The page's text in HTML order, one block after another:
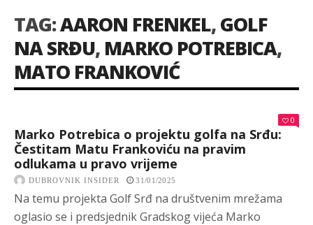
TAG:AARON FRENKEL,GOLF
NA SRĐU, MARKO POTREBICA,
MATO FRANKOVIĆ
0
Marko Potrebica o projektu golfa na Srđu:
Čestitam Matu Frankoviću na pravim
odlukama u pravo vrijeme
DUBROVNIK INSIDER 31/01/2025
Na temu projekta Golf Srđ na društvenim mrežama
oglasio se i predsjednik Gradskog vijeća Marko